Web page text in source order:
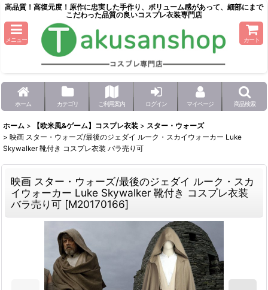
高品質！高復元度！原作に忠実した手作り、ボリューム感があって、細部にまで
こだわった品質の良いコスプレ衣装専門店
メニュー カート
ホーム カテゴリ ご利用案内 ログイン マイページ 商品検索
ホーム > 【欧米風&ゲーム】コスプレ衣装 > スター・ウォーズ
> 映画 スター・ウォーズ/最後のジェダイ ルーク・スカイウォーカー Luke
Skywalker 靴付き コスプレ衣装 バラ売り可
映画 スター・ウォーズ/最後のジェダイ ルーク・スカ
イウォーカー Luke Skywalker 靴付き コスプレ衣装
バラ売り可 [M20170166]